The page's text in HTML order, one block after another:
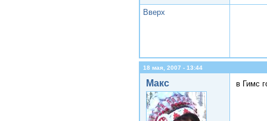
Вверх
18 мая, 2007 - 13:44
Макс в Гимс